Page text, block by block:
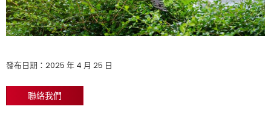
發布日期：2025 年 4 月 25 日
聯絡我們